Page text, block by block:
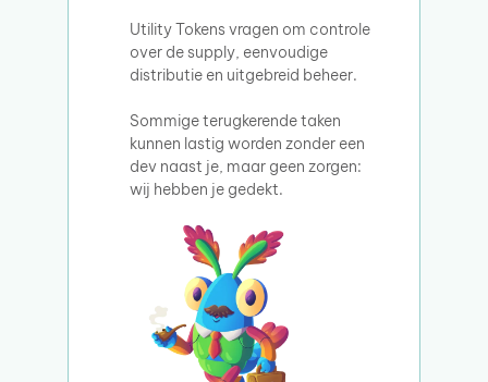
Utility Tokens vragen om controle
over de supply, eenvoudige
distributie en uitgebreid beheer.
Sommige terugkerende taken
kunnen lastig worden zonder een
dev naast je, maar geen zorgen:
wij hebben je gedekt.